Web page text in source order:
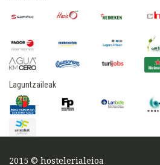
Laguntzaileak
2015 © hostelerialeioa